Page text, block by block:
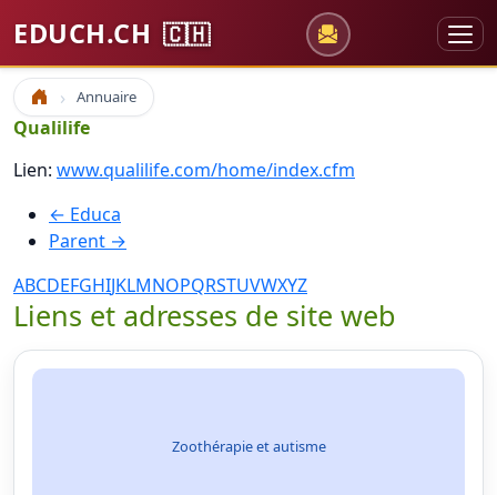
EDUCH.CH 🇨🇭
Accueil Annuaire
Qualilife
Lien: www.qualilife.com/home/index.cfm
← Educa
Parent →
ABCDEFGHIJKLMNOPQRSTUVWXYZ
Liens et adresses de site web
Zoothérapie et autisme